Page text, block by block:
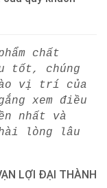
chất
tốt, chúng
vị trí của
xem điều
nhất và
lòng lâu
LỢI ĐẠI THÀNH